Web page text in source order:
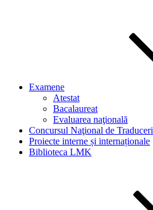
Examene
Atestat
Bacalaureat
Evaluarea naţională
Concursul Naţional de Traduceri
Proiecte interne și internaționale
Biblioteca LMK